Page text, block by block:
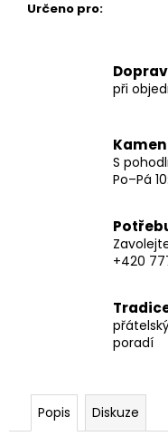
Určeno pro:
při
S
Po–Pá
+420
poradí
Popis Diskuze